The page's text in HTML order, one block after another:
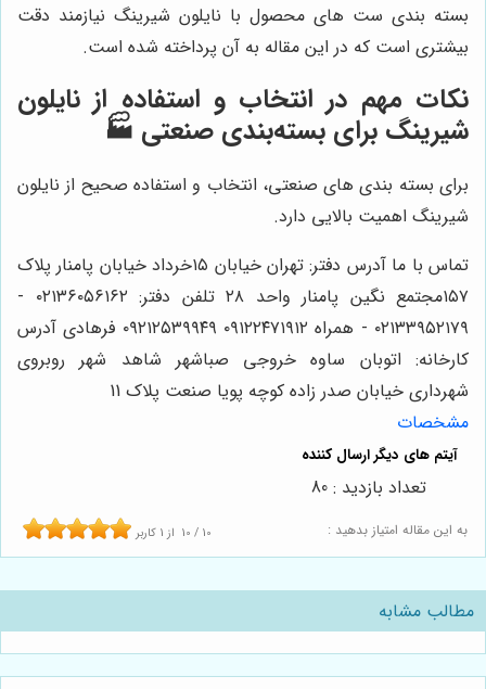
بسته بندی ست های محصول با نایلون شیرینگ نیازمند دقت
بیشتری است که در این مقاله به آن پرداخته شده است.
نکات مهم در انتخاب و استفاده از نایلون
شیرینگ برای بسته‌بندی صنعتی 🏭
برای بسته بندی های صنعتی، انتخاب و استفاده صحیح از نایلون
شیرینگ اهمیت بالایی دارد.
تماس با ما آدرس دفتر: تهران خیابان ۱۵خرداد خیابان پامنار پلاک
۱۵۷مجتمع نگین پامنار واحد ۲۸ تلفن دفتر: ۰۲۱۳۶۰۵۶۱۶۲ -
۰۲۱۳۳۹۵۲۱۷۹ - همراه ۰۹۱۲۲۴۷۱۹۱۲ ۰۹۲۱۲۵۳۹۹۴۹ فرهادی آدرس
کارخانه: اتوبان ساوه خروجی صباشهر شاهد شهر روبروی
شهرداری خیابان صدر زاده کوچه پویا صنعت پلاک 11
مشخصات
به این مقاله امتیاز بدهید : 10 / 10 از 1 کاربر
تعداد بازدید : 80
مطالب مشابه